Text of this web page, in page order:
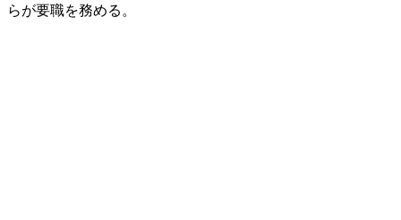
らが要職を務める。